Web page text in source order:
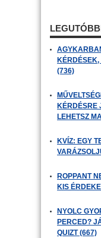
(736)
KÉRDÉSRE
LEHETSZ
KVÍZ: EGY
ROPPANT
KIS
NYOLC
PERCED?
QUIZT (667)